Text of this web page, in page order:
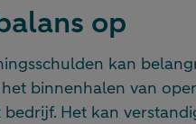
op
kan
binnenhalen van
Het kan